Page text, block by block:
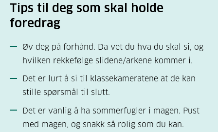
Tips til deg som skal holde
foredrag
Øv deg på forhånd. Da vet du hva du skal si, og
hvilken rekkefølge slidene/arkene kommer i.
Det er lurt å si til klassekameratene at de kan
stille spørsmål til slutt.
Det er vanlig å ha sommerfugler i magen. Pust
med magen, og snakk så rolig som du kan.